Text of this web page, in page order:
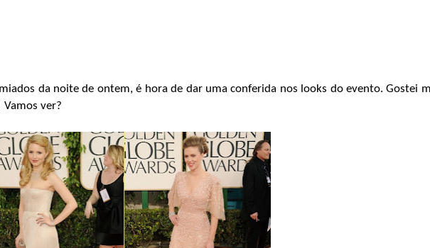
da noite de ontem, é hora de dar uma conferida nos looks do evento. Gostei
Vamos ver?